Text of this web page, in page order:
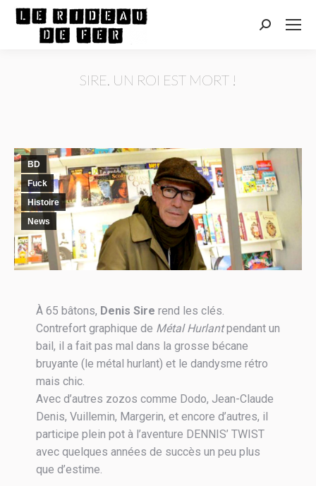
Recherche
SIRE. UN ROI EST MORT !
BD
Fuck
Histoire
News
À 65 bâtons, Denis Sire rend les clés.
Contrefort graphique de Métal Hurlantpendant un
bail, il a fait pas mal dans la grosse bécane
bruyante (le métal hurlant) et le dandysme rétro
mais chic.
Avec d’autres zozos comme Dodo, Jean-Claude
Denis, Vuillemin, Margerin, et encore d’autres, il
participe plein pot à l’aventure DENNIS’ TWIST
avec quelques années de succès un peu plus
que d’estime.